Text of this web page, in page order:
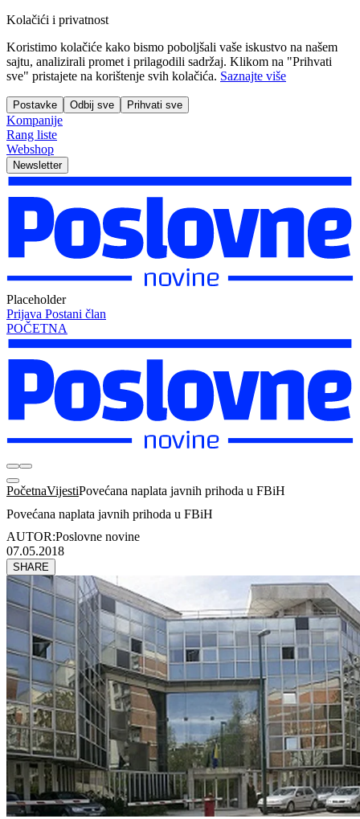
Kolačići i privatnost
Koristimo kolačiće kako bismo poboljšali vaše iskustvo na našem
sajtu, analizirali promet i prilagodili sadržaj. Klikom na "Prihvati
sve" pristajete na korištenje svih kolačića. Saznajte više
Postavke Odbij sve Prihvati sve
Kompanije
Rang liste
Webshop
Newsletter
Placeholder
Prijava Postani član
POČETNA
PočetnaVijestiPovećana naplata javnih prihoda u FBiH
Povećana naplata javnih prihoda u FBiH
AUTOR:Poslovne novine
07.05.2018
SHARE